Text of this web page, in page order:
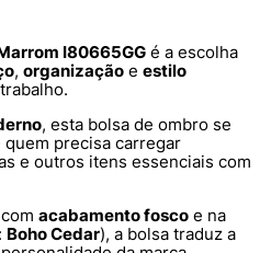
I80665GG é a escolha
, organização e estilo
, esta bolsa de ombro se
precisa carregar
e outros itens essenciais com
com acabamento fosco e na
Boho Cedar), a bolsa traduz a